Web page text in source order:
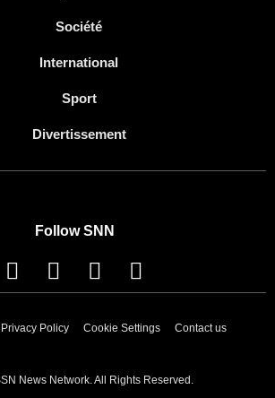
Société
International
Sport
Divertissement
Follow SNN
Privacy Policy Cookie Settings Contact us
News Network. All Rights Reserved.